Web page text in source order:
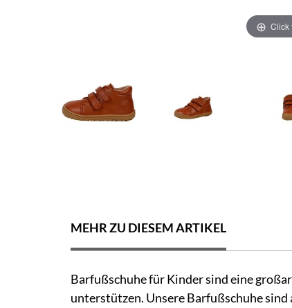
Click
MEHR ZU DIESEM ARTIKEL
Barfußschuhe für Kinder sind eine
unterstützen. Unsere Barfußschuhe